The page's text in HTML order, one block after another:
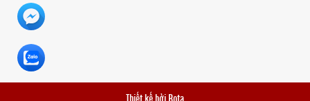
Thiết kế bởiBota